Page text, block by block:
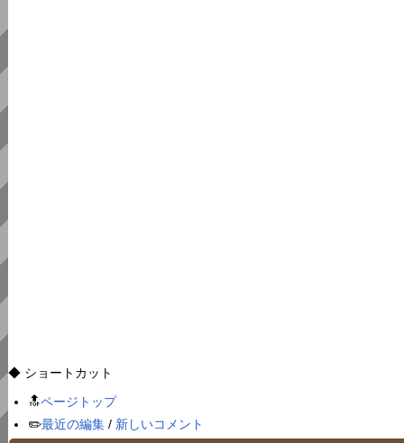
◆ ショートカット
🔝ページトップ
✏️最近の編集/ 新しいコメント